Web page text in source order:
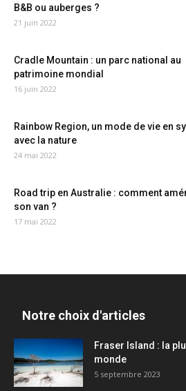
B&B ou auberges ?
21 juin 2022
Cradle Mountain : un parc national au
patrimoine mondial
16 juin 2022
Rainbow Region, un mode de vie en
avec la nature
24 mai 2022
Road trip en Australie : comment
son van ?
17 mai 2022
Notre choix d'articles
Fraser Island : la
monde
5 septembre 2023